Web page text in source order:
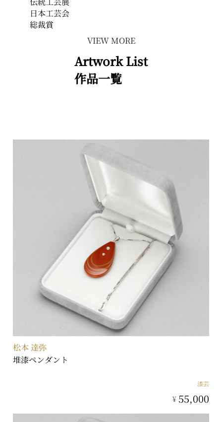
日本工芸会
総裁賞
VIEW MORE
Artwork List
作品一覧
松本 達弥
堆漆ペンダント
漆芸
¥ 55,000